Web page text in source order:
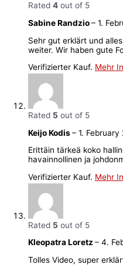
Rated 4 out of 5
Sabine Randzio– 1.
Sehr gut erklärt und
weiter. Wir haben gute
Verifizierter Kauf. Mehr
Rated 5 out of 5
Keijo Kodis– 1. February
Erittäin tärkeä koko
havainnollinen ja
Verifizierter Kauf. Mehr
Rated 5 out of 5
Kleopatra Loretz – 4.
Tolles Video, super